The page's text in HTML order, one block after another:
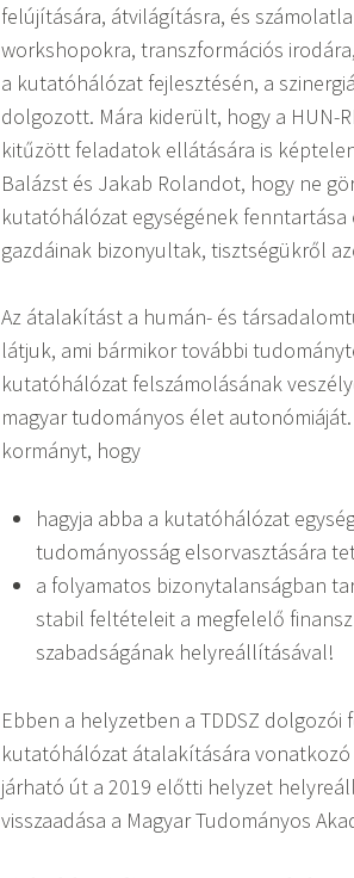
felújítására, átvilágításra, és
workshopokra, transzformációs
a kutatóhálózat fejlesztésén, a
dolgozott. Mára kiderült, hogy a HUN-
kitűzött feladatok ellátására is
Balázst és Jakab Rolandot, hogy ne
kutatóhálózat egységének
gazdáinak bizonyultak, tisztségükről
Az átalakítást a humán- és
látjuk, ami bármikor további
kutatóhálózat felszámolásának
magyar tudományos élet
kormányt, hogy
hagyja abba a kutatóhálózat
tudományosság elsorvasztására
a folyamatos bizonytalanságban
stabil feltételeit a megfelelő
szabadságának helyreállításával!
Ebben a helyzetben a TDDSZ
kutatóhálózat átalakítására
járható út a 2019 előtti helyzet
visszaadása a Magyar Tudományos